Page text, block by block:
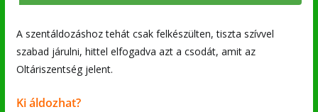
A szentáldozáshoz tehát csak felkészülten, tiszta szívvel
szabad járulni, hittel elfogadva azt a csodát, amit az
Oltáriszentség jelent.
Ki áldozhat?